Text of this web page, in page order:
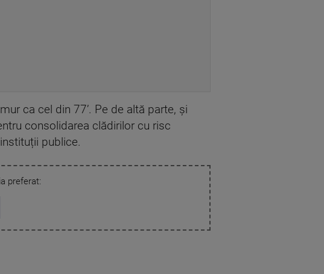
ca cel din 77’. Pe de altă parte, și
consolidarea clădirilor cu risc
publice.
preferat: